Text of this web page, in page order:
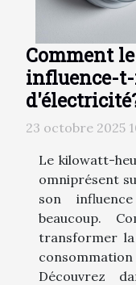
Comment
influence-
23 octobre 2025
Le kilowatt-
omniprésent
son
beaucoup.
transformer
Découvrez